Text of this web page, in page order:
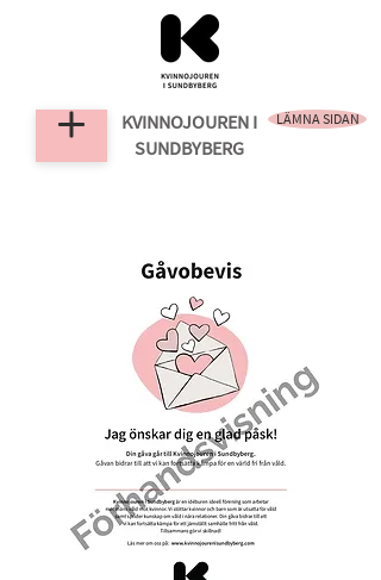
KVINNOJOUREN I
SUNDBYBERG
LÄMNA SIDAN